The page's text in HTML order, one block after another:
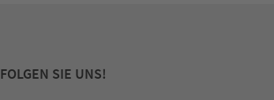
FOLGEN SIE UNS!